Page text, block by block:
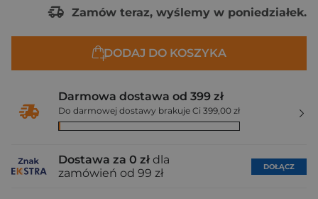
Zamów teraz, wyślemy w poniedziałek.
DODAJ DO KOSZYKA
Darmowa dostawa od 399 zł
Do darmowej dostawy brakuje Ci 399,00 zł
Dostawa za 0 zł dla
zamówień od 99 zł
DOŁĄCZ